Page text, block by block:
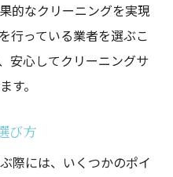
たサービスの紹介
的なクリーニング
がる理由
グ事情と選び方のポ
的なクリーニングを実現
行っている業者を選ぶこ
安心してクリーニングサ
す。
び方
際には、いくつかのポイ